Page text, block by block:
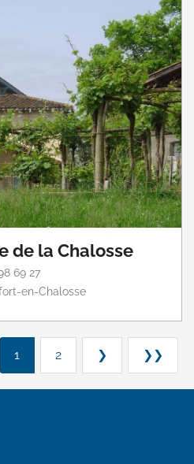
de la Chalosse
69 27
en-Chalosse
1 2 ❯ ❯❯